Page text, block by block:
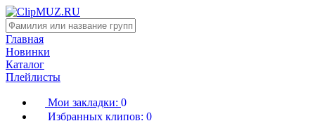
Главная
Новинки
Каталог
Плейлисты
Мои закладки: 0
Избранных клипов: 0